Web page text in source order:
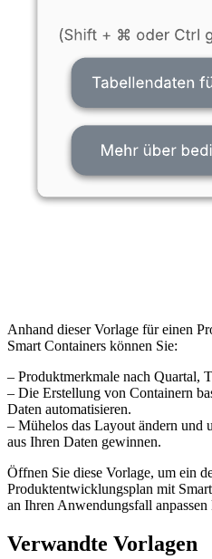
Anhand dieser Vorlage für einen
Smart Containers können Sie:
– Produktmerkmale nach Quartal,
– Die Erstellung von Containern
Daten automatisieren.
– Mühelos das Layout ändern und
aus Ihren Daten gewinnen.
Öffnen Sie diese Vorlage, um ein
Produktentwicklungsplan mit
an Ihren Anwendungsfall anpassen
Verwandte Vorlagen